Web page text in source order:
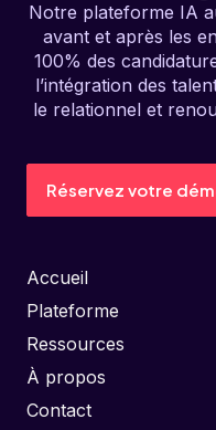
Notre plateforme IA
avant et après les
100% des
l’intégration des
le relationnel et
Réservez votre
Accueil
Plateforme
Ressources
À propos
Contact